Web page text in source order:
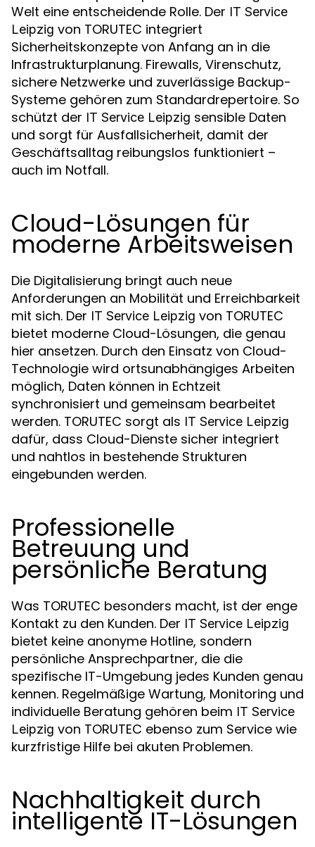
Welt eine entscheidende Rolle. Der IT Service
Leipzig von TORUTEC integriert
Sicherheitskonzepte von Anfang an in die
Infrastrukturplanung. Firewalls, Virenschutz,
sichere Netzwerke und zuverlässige Backup-
Systeme gehören zum Standardrepertoire. So
schützt der IT Service Leipzig sensible Daten
und sorgt für Ausfallsicherheit, damit der
Geschäftsalltag reibungslos funktioniert –
auch im Notfall.
Cloud-Lösungen für
moderne Arbeitsweisen
Die Digitalisierung bringt auch neue
Anforderungen an Mobilität und Erreichbarkeit
mit sich. Der IT Service Leipzig von TORUTEC
bietet moderne Cloud-Lösungen, die genau
hier ansetzen. Durch den Einsatz von Cloud-
Technologie wird ortsunabhängiges Arbeiten
möglich, Daten können in Echtzeit
synchronisiert und gemeinsam bearbeitet
werden. TORUTEC sorgt als IT Service Leipzig
dafür, dass Cloud-Dienste sicher integriert
und nahtlos in bestehende Strukturen
eingebunden werden.
Professionelle
Betreuung und
persönliche Beratung
Was TORUTEC besonders macht, ist der enge
Kontakt zu den Kunden. Der IT Service Leipzig
bietet keine anonyme Hotline, sondern
persönliche Ansprechpartner, die die
spezifische IT-Umgebung jedes Kunden genau
kennen. Regelmäßige Wartung, Monitoring und
individuelle Beratung gehören beim IT Service
Leipzig von TORUTEC ebenso zum Service wie
kurzfristige Hilfe bei akuten Problemen.
Nachhaltigkeit durch
intelligente IT-Lösungen